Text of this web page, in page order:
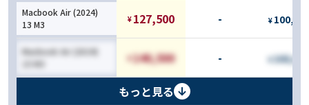
Macbook Air (2024)
13 M3
¥ 127,500 - ¥
Macbook Air (2024)
15 M3
¥140,500 -
もっと見る